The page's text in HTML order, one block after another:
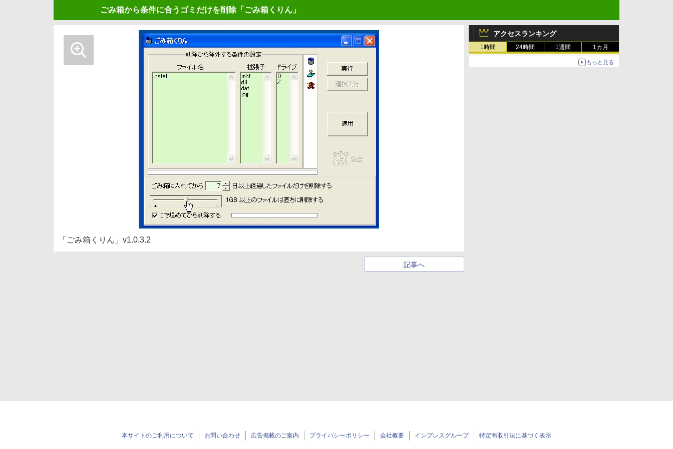
ごみ箱から条件に合うゴミだけを削除「ごみ箱くりん」
アクセスランキング
1時間 24時間 1週間 1カ月
もっと見る
「ごみ箱くりん」v1.0.3.2
記事へ
本サイトのご利用について お問い合わせ 広告掲載のご案内 プライバシーポリシー 会社概要 インプレスグループ 特定商取引法に基づく表示